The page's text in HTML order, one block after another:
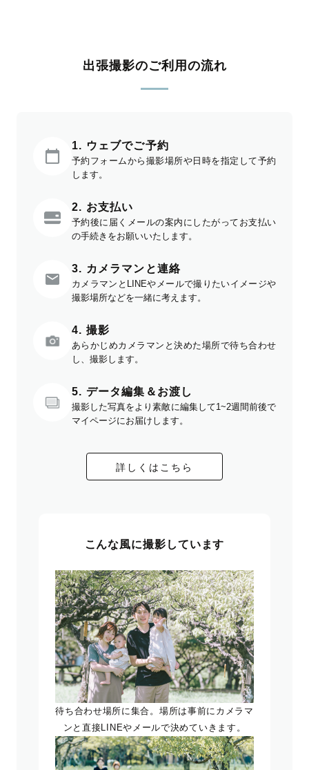
出張撮影のご利用の流れ
1. ウェブでご予約
予約フォームから撮影場所や日時を指定して予約
します。
2. お支払い
予約後に届くメールの案内にしたがってお支払い
の手続きをお願いいたします。
3. カメラマンと連絡
カメラマンとLINEやメールで撮りたいイメージや
撮影場所などを一緒に考えます。
4. 撮影
あらかじめカメラマンと決めた場所で待ち合わせ
し、撮影します。
5. データ編集＆お渡し
撮影した写真をより素敵に編集して1~2週間前後で
マイページにお届けします。
詳しくはこちら
こんな風に撮影しています
待ち合わせ場所に集合。場所は事前にカメラマ
ンと直接LINEやメールで決めていきます。